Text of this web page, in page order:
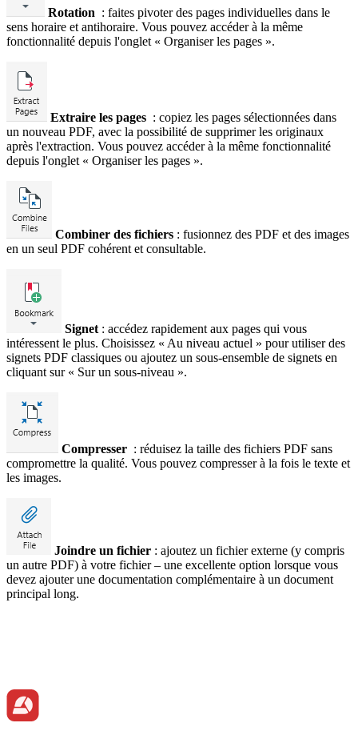
Rotation : faites pivoter des pages individuelles dans le
sens horaire et antihoraire. Vous pouvez accéder à la même
fonctionnalité depuis l'onglet « Organiser les pages ».
Extraire les pages : copiez les pages sélectionnées dans
un nouveau PDF, avec la possibilité de supprimer les originaux
après l'extraction. Vous pouvez accéder à la même fonctionnalité
depuis l'onglet « Organiser les pages ».
Combiner des fichiers : fusionnez des PDF et des images
en un seul PDF cohérent et consultable.
Signet : accédez rapidement aux pages qui vous
intéressent le plus. Choisissez « Au niveau actuel » pour utiliser des
signets PDF classiques ou ajoutez un sous-ensemble de signets en
cliquant sur « Sur un sous-niveau ».
Compresser : réduisez la taille des fichiers PDF sans
compromettre la qualité. Vous pouvez compresser à la fois le texte et
les images.
Joindre un fichier : ajoutez un fichier externe (y compris
un autre PDF) à votre fichier – une excellente option lorsque vous
devez ajouter une documentation complémentaire à un document
principal long.